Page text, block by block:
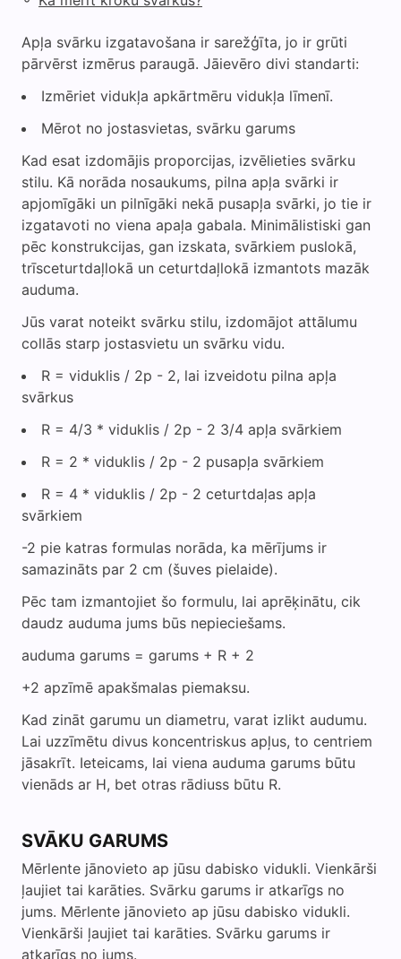
Apļa svārku izgatavošana ir sarežģīta, jo ir grūti
pārvērst izmērus paraugā. Jāievēro divi standarti:
Izmēriet vidukļa apkārtmēru vidukļa līmenī.
Mērot no jostasvietas, svārku garums
Kad esat izdomājis proporcijas, izvēlieties svārku
stilu. Kā norāda nosaukums, pilna apļa svārki ir
apjomīgāki un pilnīgāki nekā pusapļa svārki, jo tie ir
izgatavoti no viena apaļa gabala. Minimālistiski gan
pēc konstrukcijas, gan izskata, svārkiem puslokā,
trīsceturtdaļlokā un ceturtdaļlokā izmantots mazāk
auduma.
Jūs varat noteikt svārku stilu, izdomājot attālumu
collās starp jostasvietu un svārku vidu.
R = viduklis / 2p - 2, lai izveidotu pilna apļa
svārkus
R = 4/3 * viduklis / 2p - 2 3/4 apļa svārkiem
R = 2 * viduklis / 2p - 2 pusapļa svārkiem
R = 4 * viduklis / 2p - 2 ceturtdaļas apļa
svārkiem
-2 pie katras formulas norāda, ka mērījums ir
samazināts par 2 cm (šuves pielaide).
Pēc tam izmantojiet šo formulu, lai aprēķinātu, cik
daudz auduma jums būs nepieciešams.
auduma garums = garums + R + 2
+2 apzīmē apakšmalas piemaksu.
Kad zināt garumu un diametru, varat izlikt audumu.
Lai uzzīmētu divus koncentriskus apļus, to centriem
jāsakrīt. Ieteicams, lai viena auduma garums būtu
vienāds ar H, bet otras rādiuss būtu R.
SVĀKU GARUMS
Mērlente jānovieto ap jūsu dabisko vidukli. Vienkārši
ļaujiet tai karāties. Svārku garums ir atkarīgs no
jums. Mērlente jānovieto ap jūsu dabisko vidukli.
Vienkārši ļaujiet tai karāties. Svārku garums ir
atkarīgs no jums.